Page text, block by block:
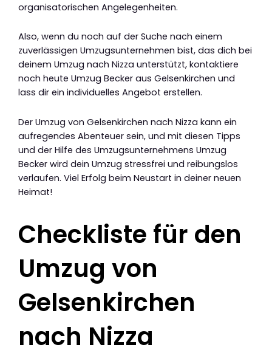
organisatorischen Angelegenheiten.
Also, wenn du noch auf der Suche nach einem
zuverlässigen Umzugsunternehmen bist, das dich bei
deinem Umzug nach Nizza unterstützt, kontaktiere
noch heute Umzug Becker aus Gelsenkirchen und
lass dir ein individuelles Angebot erstellen.
Der Umzug von Gelsenkirchen nach Nizza kann ein
aufregendes Abenteuer sein, und mit diesen Tipps
und der Hilfe des Umzugsunternehmens Umzug
Becker wird dein Umzug stressfrei und reibungslos
verlaufen. Viel Erfolg beim Neustart in deiner neuen
Heimat!
Checkliste für den
Umzug von
Gelsenkirchen
nach Nizza